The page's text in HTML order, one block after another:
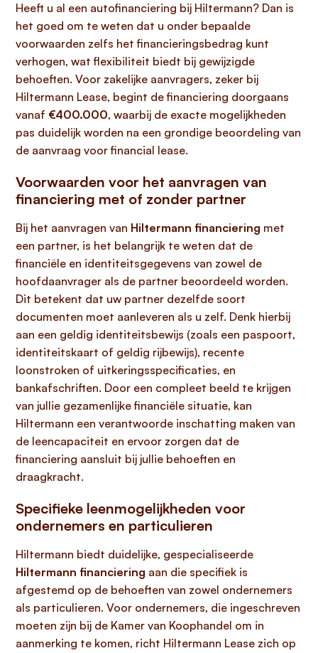
Heeft u al een autofinanciering bij Hiltermann? Dan is
het goed om te weten dat u onder bepaalde
voorwaarden zelfs het financieringsbedrag kunt
verhogen, wat flexibiliteit biedt bij gewijzigde
behoeften. Voor zakelijke aanvragers, zeker bij
Hiltermann Lease, begint de financiering doorgaans
vanaf €400.000, waarbij de exacte mogelijkheden
pas duidelijk worden na een grondige beoordeling van
de aanvraag voor financial lease.
Voorwaarden voor het aanvragen van
financiering met of zonder partner
Bij het aanvragen van Hiltermann financiering met
een partner, is het belangrijk te weten dat de
financiële en identiteitsgegevens van zowel de
hoofdaanvrager als de partner beoordeeld worden.
Dit betekent dat uw partner dezelfde soort
documenten moet aanleveren als u zelf. Denk hierbij
aan een geldig identiteitsbewijs (zoals een paspoort,
identiteitskaart of geldig rijbewijs), recente
loonstroken of uitkeringsspecificaties, en
bankafschriften. Door een compleet beeld te krijgen
van jullie gezamenlijke financiële situatie, kan
Hiltermann een verantwoorde inschatting maken van
de leencapaciteit en ervoor zorgen dat de
financiering aansluit bij jullie behoeften en
draagkracht.
Specifieke leenmogelijkheden voor
ondernemers en particulieren
Hiltermann biedt duidelijke, gespecialiseerde
Hiltermann financiering aan die specifiek is
afgestemd op de behoeften van zowel ondernemers
als particulieren. Voor ondernemers, die ingeschreven
moeten zijn bij de Kamer van Koophandel om in
aanmerking te komen, richt Hiltermann Lease zich op